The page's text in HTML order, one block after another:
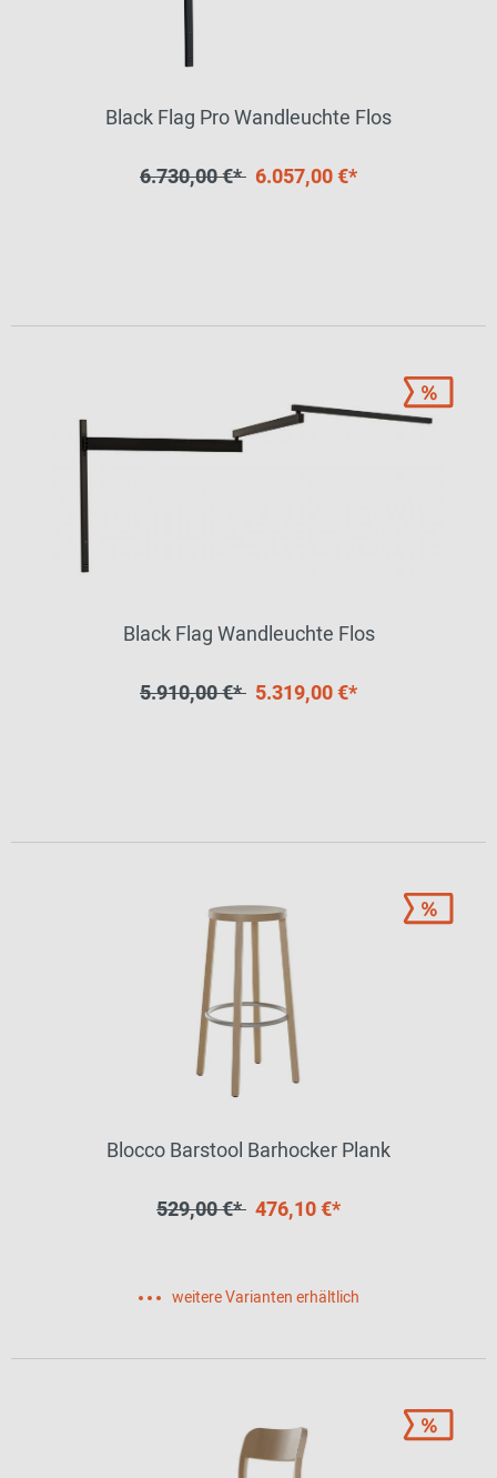
Black Flag Pro Wandleuchte Flos
6.730,00 €* 6.057,00 €*
Black Flag Wandleuchte Flos
5.910,00 €* 5.319,00 €*
Blocco Barstool Barhocker Plank
529,00 €* 476,10 €*
weitere Varianten erhältlich